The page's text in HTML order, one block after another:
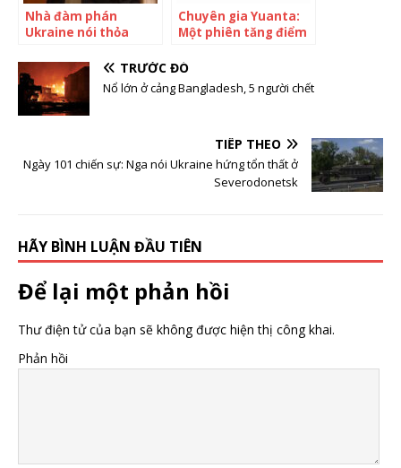
Nhà đàm phán
Ukraine nói thỏa
đáng một xu’
Chuyên gia Yuanta:
Một phiên tăng điểm
điều gì, chúng ta chỉ
biết thị trường tạo
đáy khi đã đi qua đáy
TRƯỚC ĐÓ
Nổ lớn ở cảng Bangladesh, 5 người chết
TIẾP THEO
Ngày 101 chiến sự: Nga nói Ukraine hứng tổn thất ở
Severodonetsk
HÃY BÌNH LUẬN ĐẦU TIÊN
Để lại một phản hồi
Thư điện tử của bạn sẽ không được hiện thị công khai.
Phản hồi